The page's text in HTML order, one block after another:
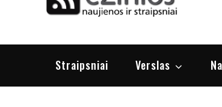
Straipsniai Verslas